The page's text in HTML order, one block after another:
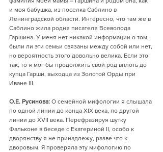
и моя бабушка, из поселка Саблино в
Ленинградской области. Интересно, что там же в
Саблино жила родня писателя Всеволода
Гаршина. У меня нет никакой информации о том,
были ли эти семьи связаны между собой или нет,
но вероятность этого довольно велика. Если это
так, то я мог бы продолжить свой род вплоть до
купца Гарши, выходца из Золотой Орды при
Иване III.
О.Е. Русинова: О семейной мифологии я слышала
по одной линии до конца XIX века, по другой
линии до XVII века. Перефразируя шутку
Фальконе в беседе с Екатериной II, особо к
дворянству я не принадлежу, разве что к
дворовым. Я проверяла эту мифологию по